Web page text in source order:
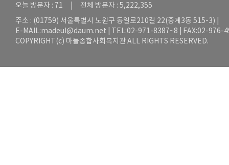
오늘 방문자 : 71 | 전체 방문자 : 5,222,355
주소 : (01759) 서울특별시 노원구 동일로210길 22(중계3동 515-3) |
E-MAIL:madeul@daum.net | TEL:02-971-8387~8 | FAX:02-976-
COPYRIGHT(c) 마들종합사회복지관 ALL RIGHTS RESERVED.